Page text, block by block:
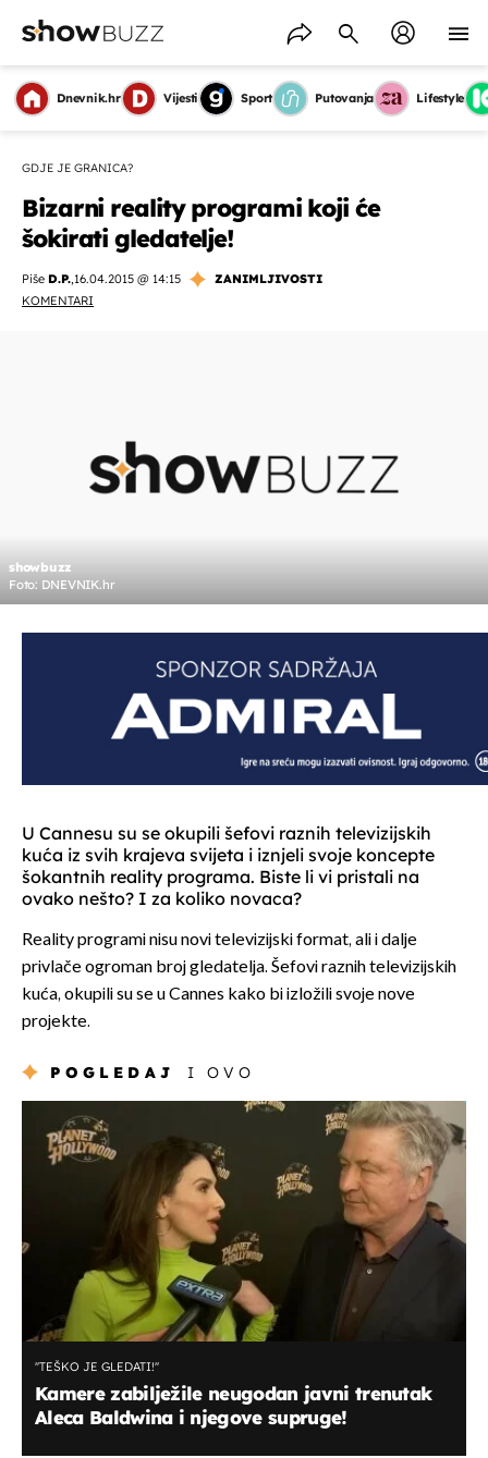
Dnevnik.hr Vijesti Sport Putovanja Lifestyle
GDJE JE GRANICA?
Bizarni reality programi koji će
šokirati gledatelje!
Piše D.P.,16.04.2015 @ 14:15
ZANIMLJIVOSTI
KOMENTARI
showbuzz
Foto: DNEVNIK.hr
U Cannesu su se okupili šefovi raznih televizijskih
kuća iz svih krajeva svijeta i iznjeli svoje koncepte
šokantnih reality programa. Biste li vi pristali na
ovako nešto? I za koliko novaca?
Reality programi nisu novi televizijski format, ali i dalje
privlače ogroman broj gledatelja. Šefovi raznih televizijskih
kuća, okupili su se u Cannes kako bi izložili svoje nove
projekte.
POGLEDAJ I OVO
''TEŠKO JE GLEDATI!''
Kamere zabilježile neugodan javni trenutak
Aleca Baldwina i njegove supruge!